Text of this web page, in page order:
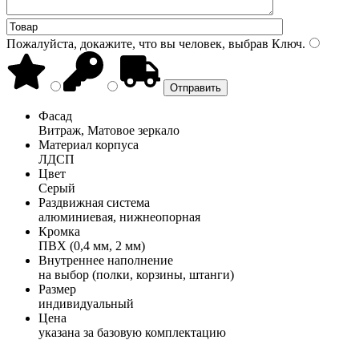
Пожалуйста, докажите, что вы человек, выбрав Ключ.
Фасад
Витраж, Матовое зеркало
Материал корпуса
ЛДСП
Цвет
Серый
Раздвижная система
алюминиевая, нижнеопорная
Кромка
ПВХ (0,4 мм, 2 мм)
Внутреннее наполнение
на выбор (полки, корзины, штанги)
Размер
индивидуальный
Цена
указана за базовую комплектацию